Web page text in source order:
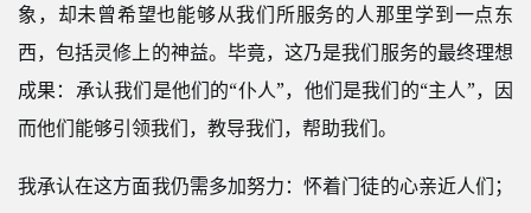
象，却未曾希望也能够从我们所服务的人那里学到一点东
西，包括灵修上的神益。毕竟，这乃是我们服务的最终理想
成果：承认我们是他们的“仆人”，他们是我们的“主人”，因
而他们能够引领我们，教导我们，帮助我们。
我承认在这方面我仍需多加努力：怀着门徒的心亲近人们；